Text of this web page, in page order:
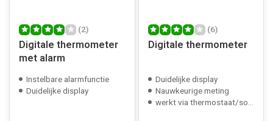
(2)
Digitale thermometer
met alarm
Instelbare alarmfunctie
Duidelijke display
(6)
Digitale thermometer
Duidelijke display
Nauwkeurige meting
werkt via thermostaat/sonde